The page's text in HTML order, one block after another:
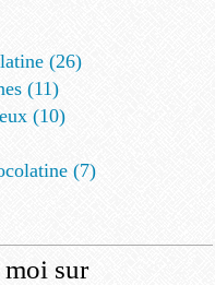
(26)
(11)
(10)
(7)
sur